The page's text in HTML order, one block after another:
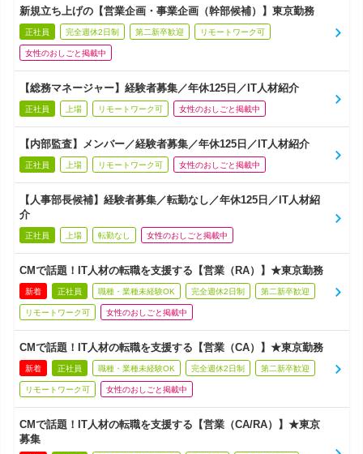
新規立ち上げの【営業企画・事業企画（幹部候補）】東京勤務
正社員 完全週休2日制 第二新卒歓迎 リモートワーク可
女性のおしごと掲載中
【総務マネージャー】経験者募集／年休125日／IT人材紹介
正社員 上場 リモートワーク可 女性のおしごと掲載中
【内部監査】メンバー／経験者募集／年休125日／IT人材紹介
正社員 上場 リモートワーク可 女性のおしごと掲載中
【人事部長候補】経験者募集／転勤なし／年休125日／IT人材紹
介
正社員 上場 転勤なし 女性のおしごと掲載中
CMで話題！IT人材の転職を支援する【営業（RA）】★東京勤務
新着 正社員 職種・業種未経験OK 完全週休2日制 第二新卒歓迎
リモートワーク可 女性のおしごと掲載中
CMで話題！IT人材の転職を支援する【営業（CA）】★東京勤務
新着 正社員 職種・業種未経験OK 完全週休2日制 第二新卒歓迎
リモートワーク可 女性のおしごと掲載中
CMで話題！IT人材の転職を支援する【営業（CA/RA）】★東京
募集